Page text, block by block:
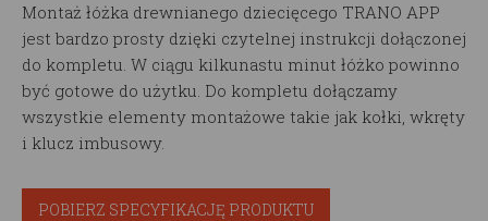
Montaż łóżka drewnianego dziecięcego TRANO APP
jest bardzo prosty dzięki czytelnej instrukcji dołączonej
do kompletu. W ciągu kilkunastu minut łóżko powinno
być gotowe do użytku. Do kompletu dołączamy
wszystkie elementy montażowe takie jak kołki, wkręty
i klucz imbusowy.
POBIERZ SPECYFIKACJĘ PRODUKTU